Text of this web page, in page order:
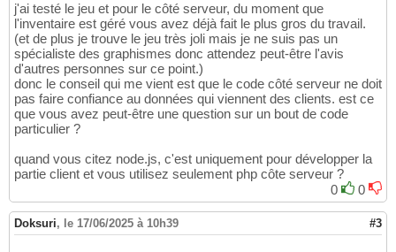
j'ai testé le jeu et pour le côté serveur, du moment que
l'inventaire est géré vous avez déjà fait le plus gros du travail.
(et de plus je trouve le jeu très joli mais je ne suis pas un
spécialiste des graphismes donc attendez peut-être l'avis
d'autres personnes sur ce point.)
donc le conseil qui me vient est que le code côté serveur ne doit
pas faire confiance au données qui viennent des clients. est ce
que vous avez peut-être une question sur un bout de code
particulier ?
quand vous citez node.js, c'est uniquement pour développer la
partie client et vous utilisez seulement php côte serveur ?
0
0
Doksuri, le 17/06/2025 à 10h39 #3